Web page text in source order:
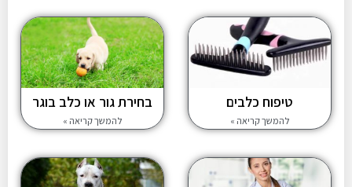
טיפוח כלבים
להמשך קריאה »
בחירת גור או כלב בוגר
להמשך קריאה »